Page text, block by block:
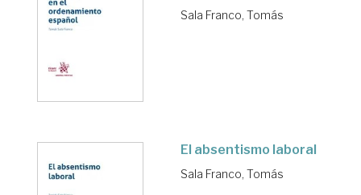
Sala Franco, Tomás
El absentismo laboral
Sala Franco, Tomás